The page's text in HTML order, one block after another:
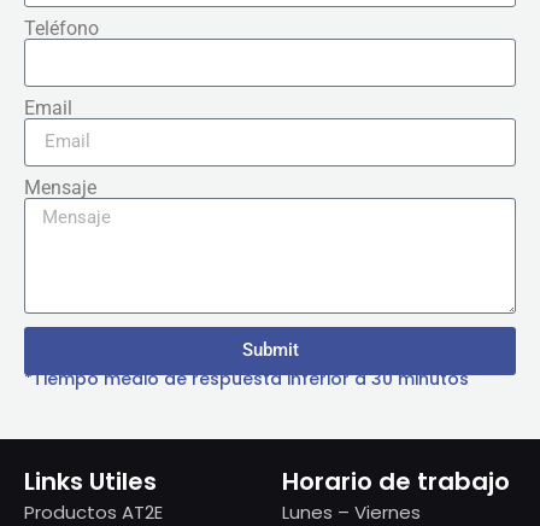
Teléfono
Email
Mensaje
Submit
*Tiempo medio de respuesta inferior a 30 minutos
Links Utiles
Productos AT2E
Horario de trabajo
Lunes – Viernes